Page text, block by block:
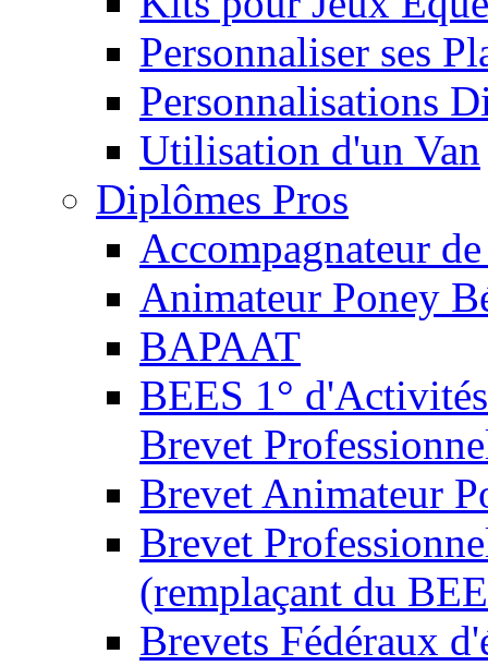
Personnaliser ses
Personnalisations
Utilisation d'un Van
Diplômes Pros
Accompagnateur
Animateur Poney
BAPAAT
BEES 1°
Brevet
Brevet Animateur
Brevet
(remplaçant du
Brevets Fédéraux